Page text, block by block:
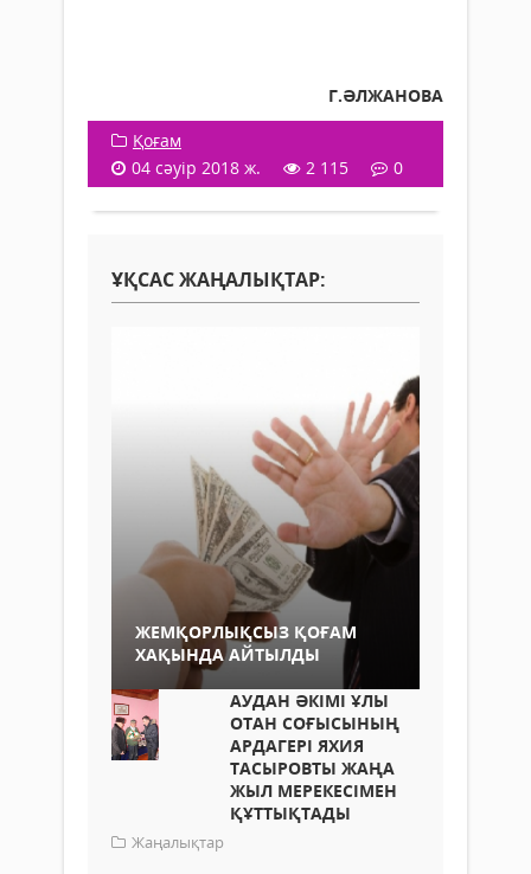
Г.ӘЛЖАНОВА
Қоғам
04 сәуір 2018 ж.
2 115 0
ҰҚСАС ЖАҢАЛЫҚТАР:
ЖЕМҚОРЛЫҚСЫЗ ҚОҒАМ
ХАҚЫНДА АЙТЫЛДЫ
АУДАН ӘКІМІ ҰЛЫ
ОТАН СОҒЫСЫНЫҢ
АРДАГЕРІ ЯХИЯ
ТАСЫРОВТЫ ЖАҢА
ЖЫЛ МЕРЕКЕСІМЕН
ҚҰТТЫҚТАДЫ
Жаңалықтар